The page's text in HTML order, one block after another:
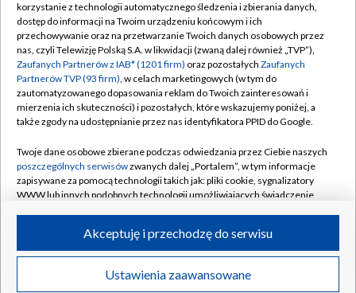
TVP
Abonament TVP
Emisja w TVP
Centrum informacji TVP
Naziemna Telewizja Cyfrowa
Rada Programowa
System NOS
Informacje o nadawcy
Program dla prasy
Regulamin TVP
Polityka prywatności
Moje zgody
Pomoc
Kontakt
Kanały
©2026 Telewizja Polska S.A. w likwidacji
korzystanie z technologii automatycznego śledzenia i zbierania danych,
dostęp do informacji na Twoim urządzeniu końcowym i ich
przechowywanie oraz na przetwarzanie Twoich danych osobowych przez
nas, czyli Telewizję Polską S.A. w likwidacji (zwaną dalej również „TVP”),
Zaufanych Partnerów z IAB* (1201 firm) oraz pozostałych Zaufanych
Partnerów TVP (93 firm), w celach marketingowych (w tym do
zautomatyzowanego dopasowania reklam do Twoich zainteresowań i
mierzenia ich skuteczności) i pozostałych, które wskazujemy poniżej, a
także zgody na udostępnianie przez nas identyfikatora PPID do Google.
Twoje dane osobowe zbierane podczas odwiedzania przez Ciebie naszych
poszczególnych serwisówzwanych dalej „Portalem”, w tym informacje
zapisywane za pomocą technologii takich jak: pliki cookie, sygnalizatory
WWW lub innych podobnych technologii umożliwiających świadczenie
ruchu w Internecie.
Twoje dane osobowe zbierane podczas odwiedzania przez Ciebie
poszczególnych serwisówna Portalu, takie jak adresy IP, identyfikatory
Ustawienia zaawansowane
Akceptuję i przechodzę do serwisu